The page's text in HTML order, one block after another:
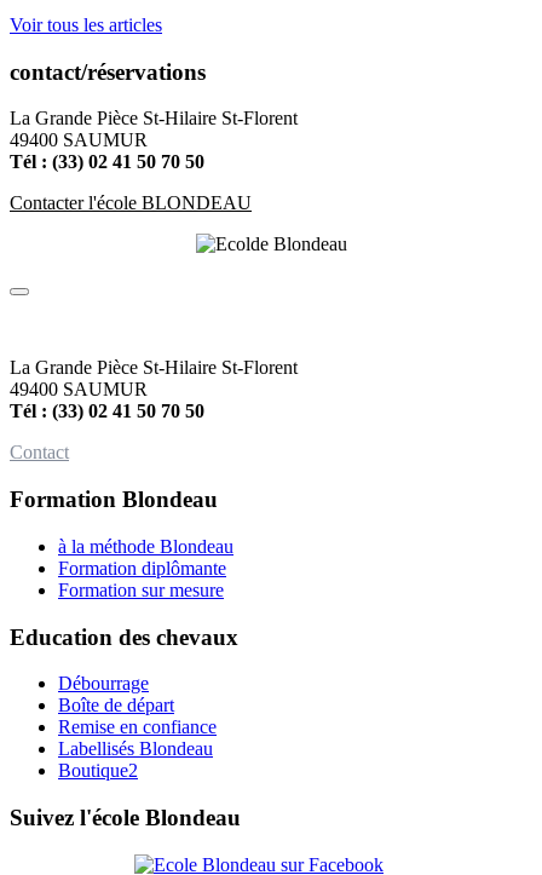
Voir tous les articles
contact/réservations
La Grande Pièce St-Hilaire St-Florent
49400 SAUMUR
Tél : (33) 02 41 50 70 50
Contacter l'école BLONDEAU
La Grande Pièce St-Hilaire St-Florent
49400 SAUMUR
Tél : (33) 02 41 50 70 50
Contact
Formation Blondeau
à la méthode Blondeau
Formation diplômante
Formation sur mesure
Education des chevaux
Débourrage
Boîte de départ
Remise en confiance
Labellisés Blondeau
Boutique2
Suivez l'école Blondeau